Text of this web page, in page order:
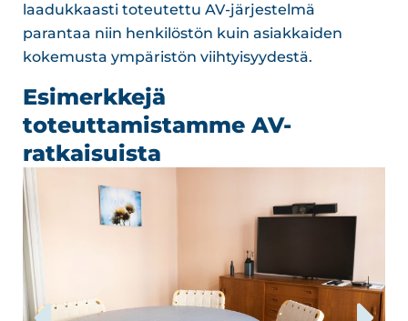
laadukkaasti toteutettu AV-järjestelmä
parantaa niin henkilöstön kuin asiakkaiden
kokemusta ympäristön viihtyisyydestä.
Esimerkkejä
toteuttamistamme AV-
ratkaisuista